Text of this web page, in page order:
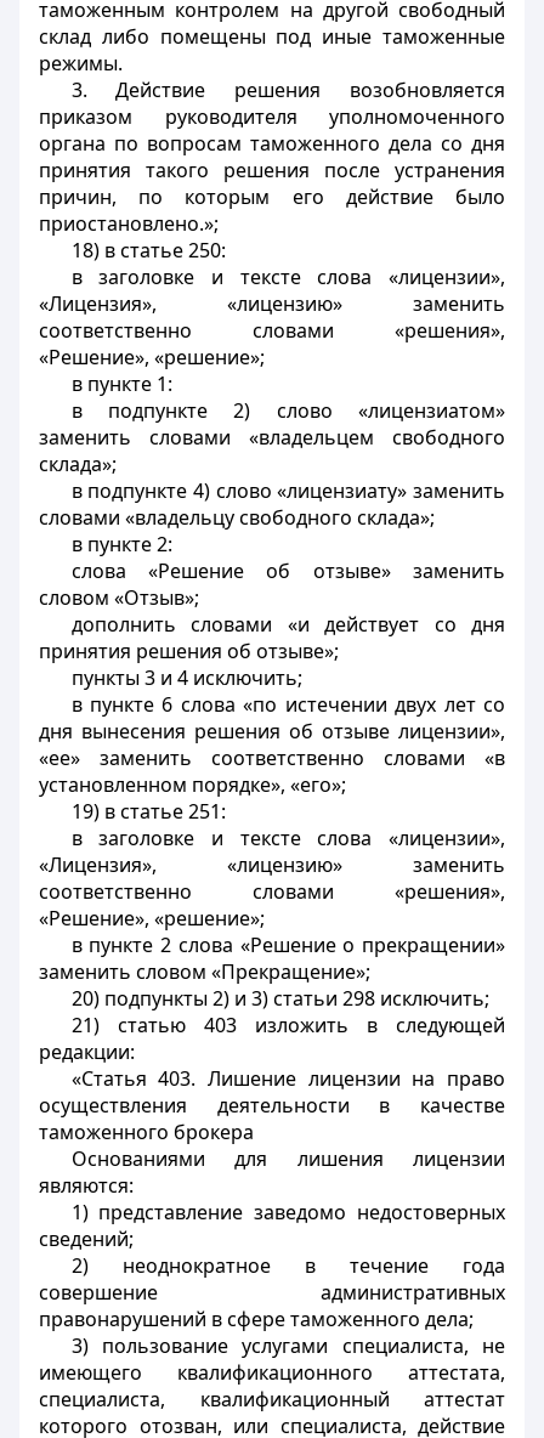
таможенным контролем на другой свободный
склад либо помещены под иные таможенные
режимы.
3. Действие решения возобновляется
приказом руководителя уполномоченного
органа по вопросам таможенного дела со дня
принятия такого решения после устранения
причин, по которым его действие было
приостановлено.»;
18) в статье 250:
в заголовке и тексте слова «лицензии»,
«Лицензия», «лицензию» заменить
соответственно словами «решения»,
«Решение», «решение»;
в пункте 1:
в подпункте 2) слово «лицензиатом»
заменить словами «владельцем свободного
склада»;
в подпункте 4) слово «лицензиату» заменить
словами «владельцу свободного склада»;
в пункте 2:
слова «Решение об отзыве» заменить
словом «Отзыв»;
дополнить словами «и действует со дня
принятия решения об отзыве»;
пункты 3 и 4 исключить;
в пункте 6 слова «по истечении двух лет со
дня вынесения решения об отзыве лицензии»,
«ее» заменить соответственно словами «в
установленном порядке», «его»;
19) в статье 251:
в заголовке и тексте слова «лицензии»,
«Лицензия», «лицензию» заменить
соответственно словами «решения»,
«Решение», «решение»;
в пункте 2 слова «Решение о прекращении»
заменить словом «Прекращение»;
20) подпункты 2) и 3) статьи 298 исключить;
21) статью 403 изложить в следующей
редакции:
«Статья 403. Лишение лицензии на право
осуществления деятельности в качестве
таможенного брокера
Основаниями для лишения лицензии
являются:
1) представление заведомо недостоверных
сведений;
2) неоднократное в течение года
совершение административных
правонарушений в сфере таможенного дела;
3) пользование услугами специалиста, не
имеющего квалификационного аттестата,
специалиста, квалификационный аттестат
которого отозван, или специалиста, действие